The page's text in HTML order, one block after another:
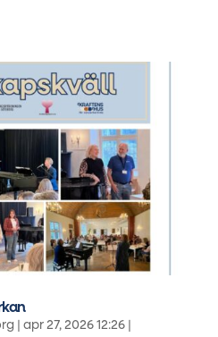
| apr 27, 2026 12:26|